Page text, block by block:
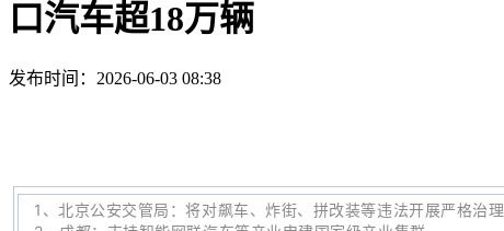
口汽车超18万辆
发布时间：2026-06-03 08:38
1 、 北京公安交管局：将对飙车、炸街、拼改装等违法开展严格治理